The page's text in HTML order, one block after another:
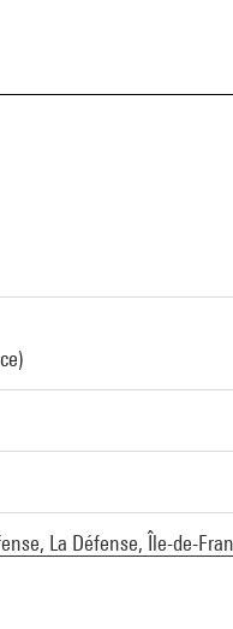
La Défense, Île-de-